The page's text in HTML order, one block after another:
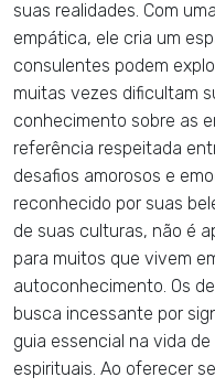
suas realidades. Com
empática, ele cria um
consulentes podem
muitas vezes dificultam
conhecimento sobre as
referência respeitada
desafios amorosos e
reconhecido por suas
de suas culturas, não é
para muitos que vivem
autoconhecimento. Os
busca incessante por
guia essencial na vida
espirituais. Ao oferecer